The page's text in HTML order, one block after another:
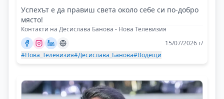
Успехът е да правиш света около себе си по-добро
място!
Контакти на Десислава Банова - Нова Телевизия
15/07/2026 г/
#Нова_Телевизия#Десислава_Банова#Водещи